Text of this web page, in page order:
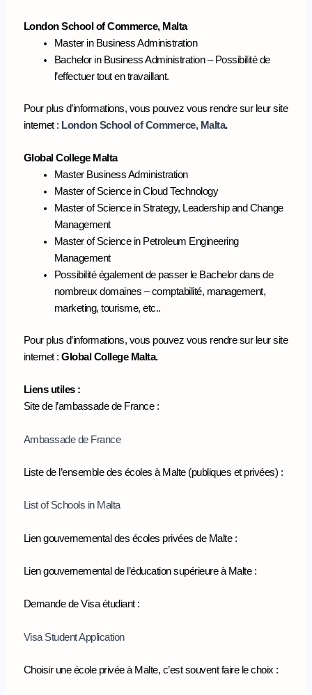
London School of Commerce, Malta
Master in Business Administration
Bachelor in Business Administration – Possibilité de
l’effectuer tout en travaillant.
Pour plus d’informations, vous pouvez vous rendre sur leur site
internet : London School of Commerce, Malta.
Global College Malta
Master Business Administration
Master of Science in Cloud Technology
Master of Science in Strategy, Leadership and Change
Management
Master of Science in Petroleum Engineering
Management
Possibilité également de passer le Bachelor dans de
nombreux domaines – comptabilité, management,
marketing, tourisme, etc..
Pour plus d’informations, vous pouvez vous rendre sur leur site
internet :Global College Malta.
Liens utiles :
Site de l’ambassade de France :
Ambassade de France
Liste de l’ensemble des écoles à Malte (publiques et privées) :
List of Schools in Malta
Lien gouvernemental des écoles privées de Malte :
Lien gouvernemental de l’éducation supérieure à Malte :
Demande de Visa étudiant :
Visa Student Application
Choisir une école privée à Malte, c’est souvent faire le choix :